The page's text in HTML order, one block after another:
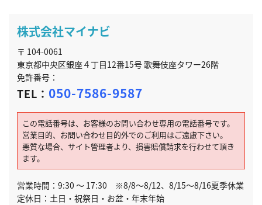
株式会社マイナビ
〒 104-0061
東京都中央区銀座４丁目12番15号 歌舞伎座タワー26階
免許番号：
TEL： 050-7586-9587
この電話番号は、お客様のお問い合わせ専用の電話番号です。
営業目的、お問い合わせ目的外でのご利用はご遠慮下さい。
悪質な場合、サイト管理者より、損害賠償請求を行わせて頂き
ます。
営業時間：9:30 ～ 17:30 ※8/8～8/12、8/15～8/16夏季休業
定休日：土日・祝祭日・お盆・年末年始